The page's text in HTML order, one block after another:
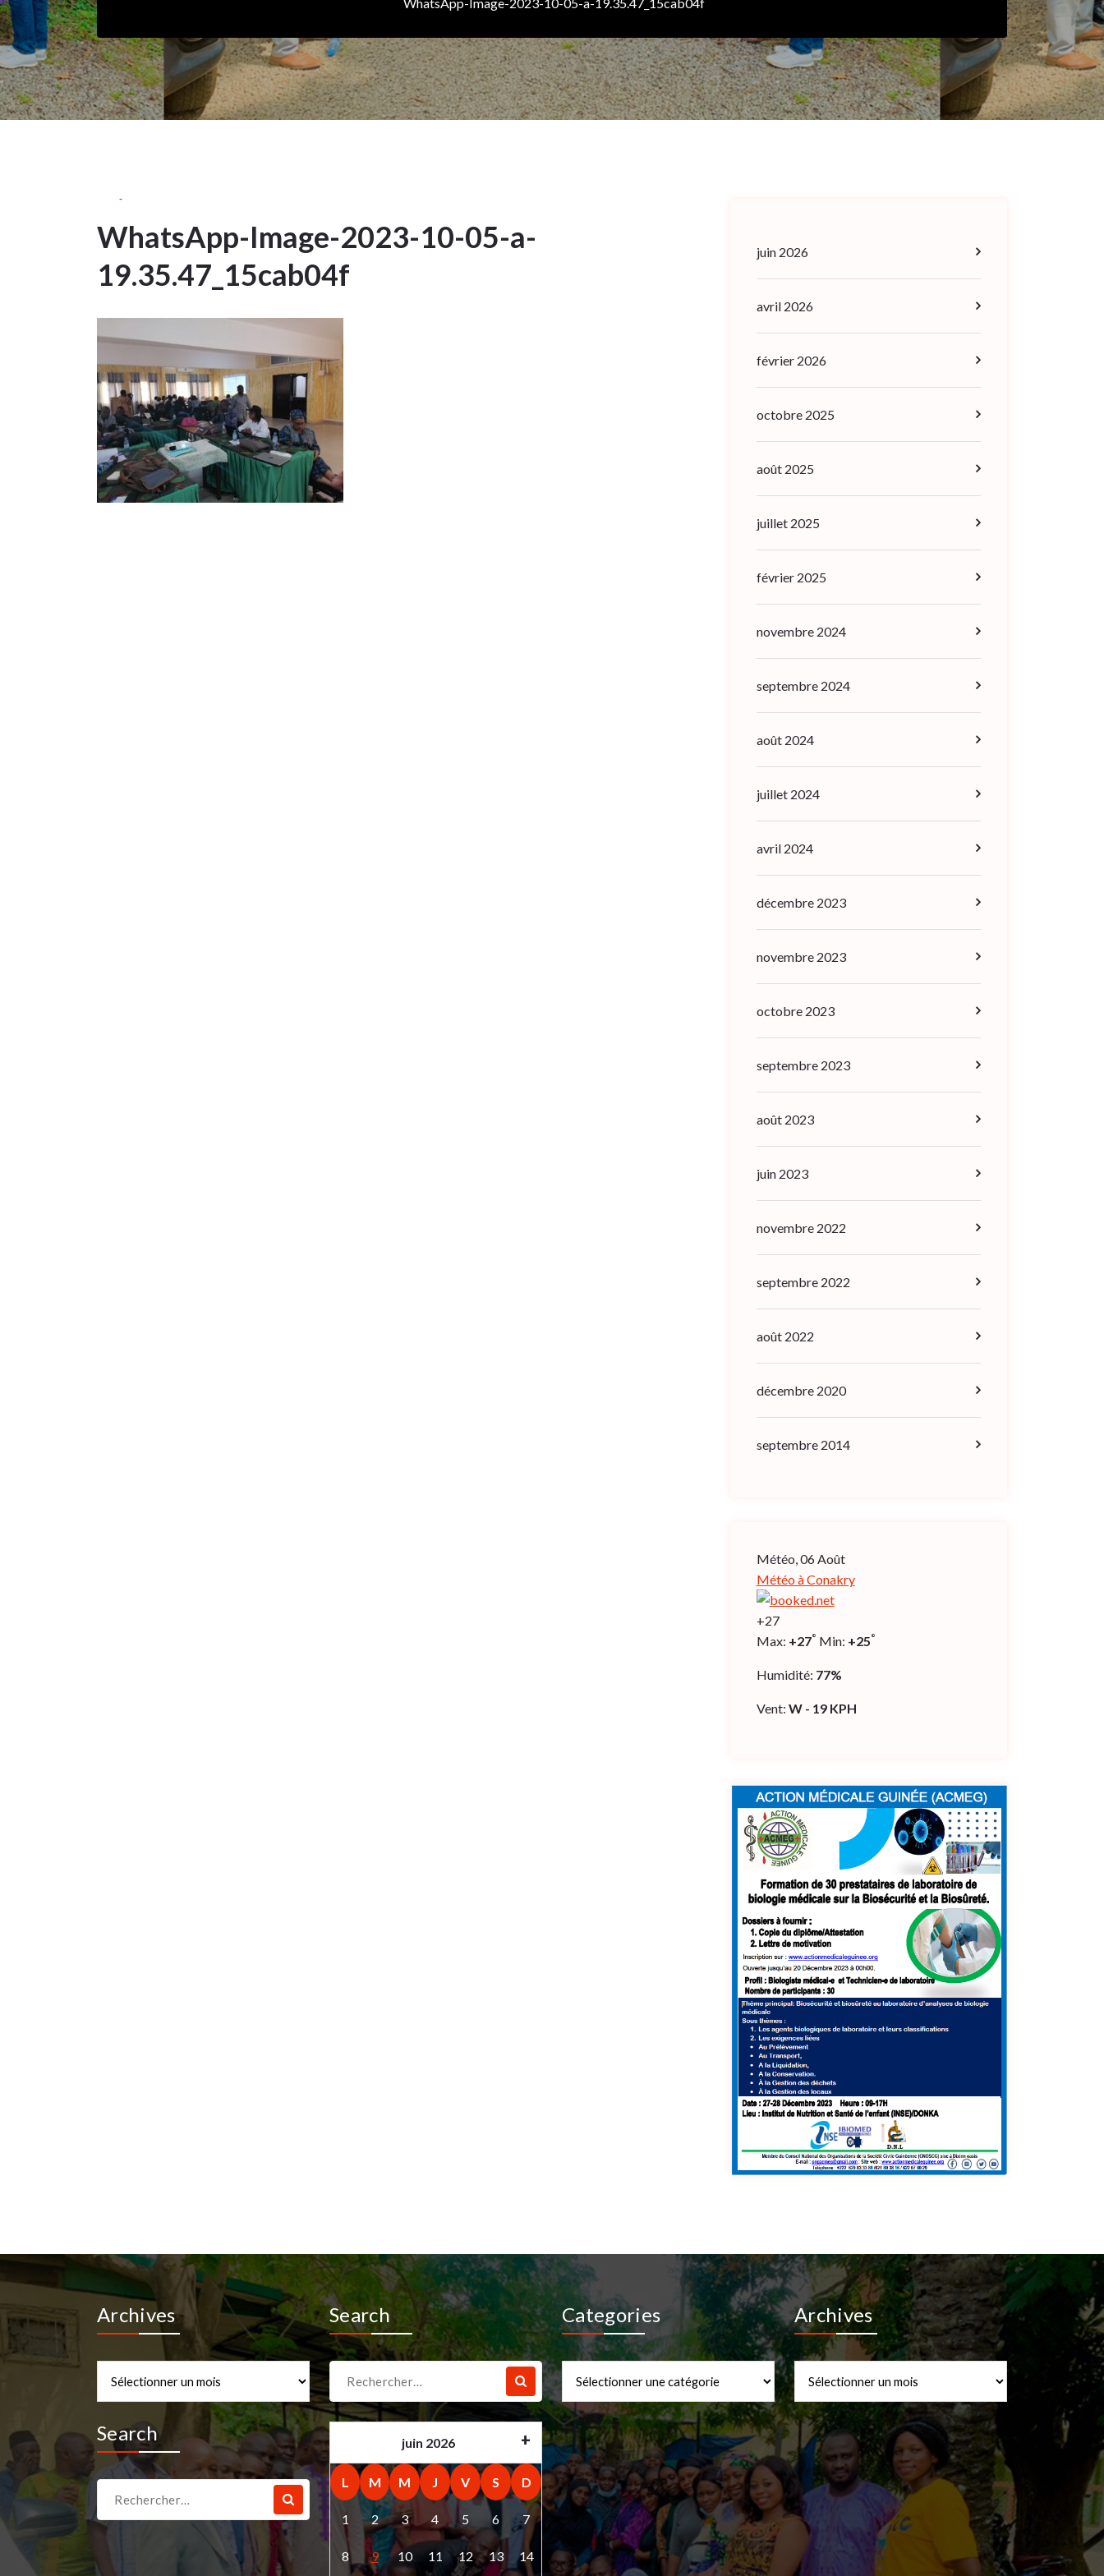
6
OCT 2023
WhatsApp-Image-2023-10-05-a-
19.35.47_15cab04f
juin 2026
avril 2026
février 2026
octobre 2025
août 2025
juillet 2025
février 2025
novembre 2024
septembre 2024
août 2024
juillet 2024
avril 2024
décembre 2023
novembre 2023
octobre 2023
septembre 2023
août 2023
juin 2023
novembre 2022
septembre 2022
août 2022
décembre 2020
septembre 2014
Météo, 06 Août
Météo à Conakry
+27
Max: +27° Min: +25°
Humidité: 77%
Vent: W - 19 KPH
Archives Search
Recherche
pour :
Categories
Categories
Archives
Archives
Search
pour :
juin 2026
L M M J V S D
1 2 3 4 5 6 7
8 9 10 11 12 13 14